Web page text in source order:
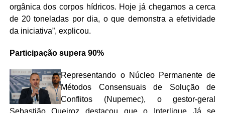
orgânica dos corpos hídricos. Hoje já chegamos a cerca
de 20 toneladas por dia, o que demonstra a efetividade
da iniciativa”, explicou.
Participação supera 90%
Representando o Núcleo Permanente de
Métodos Consensuais de Solução de
Conflitos (Nupemec), o gestor-geral